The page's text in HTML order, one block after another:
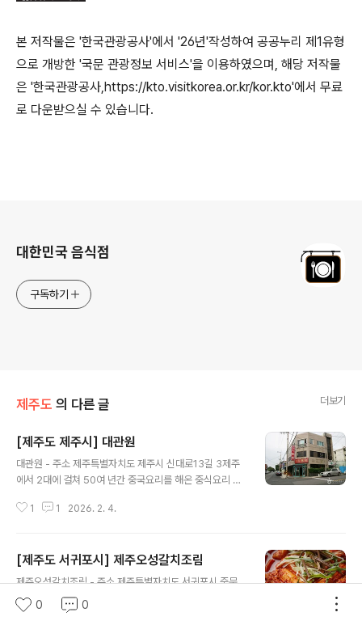
본 저작물은 '한국관광공사'에서 '26년'작성하여 공공누리 제1유형
으로 개방한 '국문 관광정보 서비스'을 이용하였으며, 해당 저작물
은 '한국관광공사,https://kto.visitkorea.or.kr/kor.kto'에서 무료
로 다운받으실 수 있습니다.
대한민국 음식점
구독하기
제주도 의 다른 글 더보기
[제주도 제주시] 대관원
대관원 - 주소 제주특별자치도 제주시 신대로13길 3제주
에서 2대에 걸쳐 50여 년간 중국요리를 해온 중식요리 전
겨 찾는 곳이다. ※ 소개 정보 - 대표메뉴 고추짬뽕 - 문의및
예약 문의 (064-746-6067) - 주차시설 가능 - 취급메
뉴 하얀짬뽕 / 탕수육 / 깐풍기 등 - 포장가능 가능◎ 주위
3길 1 (연동)제주에서 맛볼 수 있는 특별한 메뉴인 고기국
1 1 2026. 2. 4.
[제주도 서귀포시] 제주오성갈치조림
제주오성갈치조림 - 주소 제주특별자치도 서귀포시 중문
관광로 27 (색달동)순살갈치조림 맛집 제주오성은 중문 관
광단지 입구에 위치한 갈치요리전문점으로, 신축 건물의
0 0